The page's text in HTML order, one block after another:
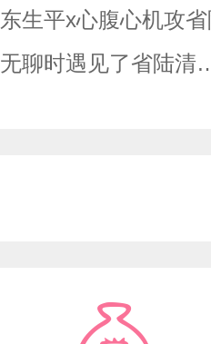
东生平x心腹心机攻
聊时遇见了省陆清